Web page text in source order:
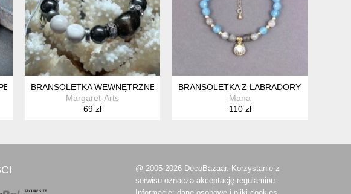
I
BRANSOLETKA WEWNĘTRZNEJ MOCY - BRONZYT, KAMIEŃ KSIĘŻYCOWY,
Margaret-Arts
69 zł
BRANSOLETKA Z LABRADORYTÓW
Mana
110 zł
@ 2005-2026 DecoBazaar. Korzystanie z
serwisu oznacza akceptację regulaminu.
Informacje: dane osobowe i pliki cookies